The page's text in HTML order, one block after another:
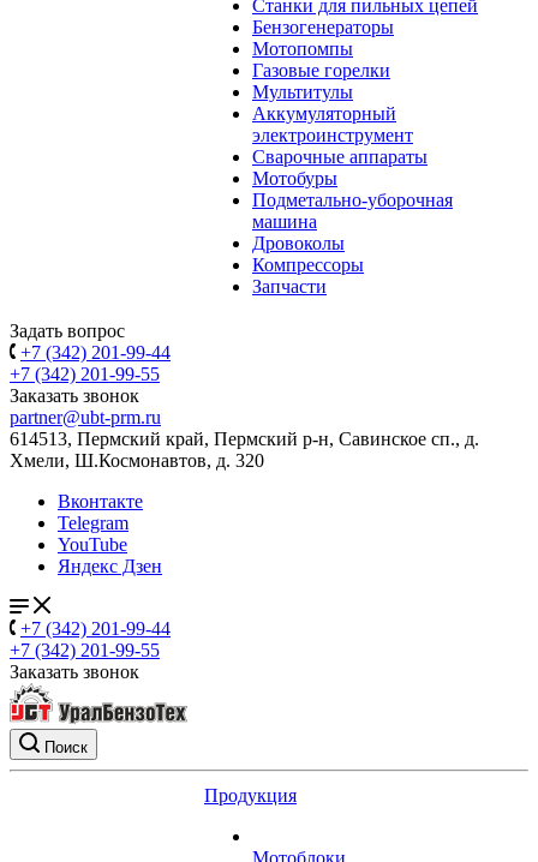
Станки для пильных цепей
Бензогенераторы
Мотопомпы
Газовые горелки
Мультитулы
Аккумуляторный
электроинструмент
Сварочные аппараты
Мотобуры
Подметально-уборочная
машина
Дровоколы
Компрессоры
Запчасти
Задать вопрос
+7 (342) 201-99-44
+7 (342) 201-99-55
Заказать звонок
partner@ubt-prm.ru
614513, Пермский край, Пермский р-н, Савинское сп., д.
Хмели, Ш.Космонавтов, д. 320
Вконтакте
Telegram
YouTube
Яндекс Дзен
+7 (342) 201-99-44
+7 (342) 201-99-55
Заказать звонок
Поиск
Продукция
Мотоблоки